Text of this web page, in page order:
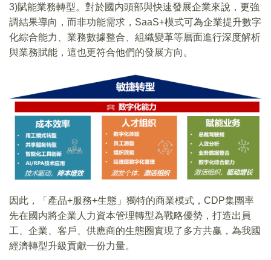
3)賦能業務轉型。對於國内頭部與快速發展企業來說，更強
調結果導向，而非功能需求，SaaS+模式可為企業提升數字
化綜合能力、業務數據整合、組織變革等層面進行深度解析
與業務賦能，這也更符合他們的發展方向。
因此，「產品+服務+生態」獨特的商業模式，CDP集團率
先在國内將企業人力資本管理轉型為戰略優勢，打造出員
工、企業、客戶、供應商的生態圈實現了多方共赢，為我國
經濟轉型升級貢獻一份力量。